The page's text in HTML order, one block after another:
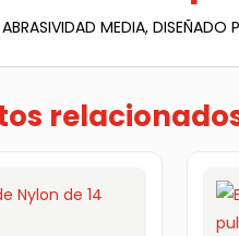
MEDIA, DISEÑADO